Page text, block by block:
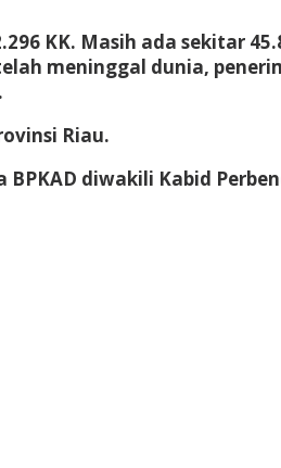
KK. Masih ada sekitar
meninggal dunia,
Riau.
diwakili Kabid